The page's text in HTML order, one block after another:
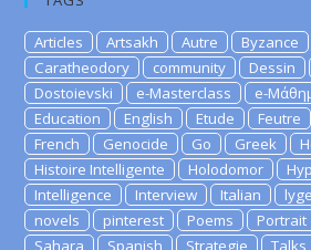
Articles Artsakh Autre Byzance
Caratheodory
community Dessin
Dostoievski
e-Masterclass e-
Education
English Etude Feutre
French
Genocide Go Greek
Histoire Intelligente
Holodomor
Intelligence
Interview Italian
novels
pinterest Poems Portrait